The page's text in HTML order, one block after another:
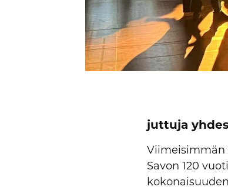
juttuja
Viimeisimmän
Savon 120